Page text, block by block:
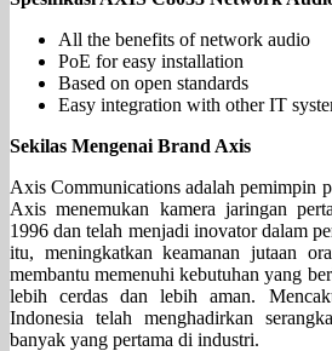
All the benefits of network audio
PoE for easy installation
Based on open standards
Easy integration with other IT
Sekilas Mengenai Brand Axis
Axis Communications adalah pemimpin
Axis menemukan kamera jaringan
1996 dan telah menjadi inovator dalam
itu, meningkatkan keamanan jutaan
membantu memenuhi kebutuhan yang
lebih cerdas dan lebih aman.
Indonesia telah menghadirkan
banyak yang pertama di industri.